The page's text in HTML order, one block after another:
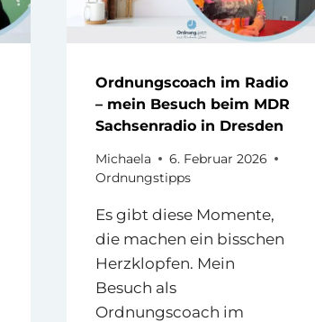
Ordnungscoach im Radio
– mein Besuch beim MDR
Sachsenradio in Dresden
Michaela
6. Februar 2026
Ordnungstipps
Es gibt diese Momente,
die machen ein bisschen
Herzklopfen. Mein
Besuch als
Ordnungscoach im